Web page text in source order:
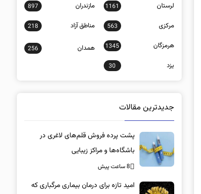
لرستان 1161 مازندران 897
مرکزی 563 مناطق آزاد 218
هرمزگان 1345 همدان 256
یزد 30
جدیدترین مقالات
پشت پرده فروش قلم‌های لاغری در
باشگاه‌ها و مراکز زیبایی
8 ساعت پیش
امید تازه برای درمان بیماری مرگباری که